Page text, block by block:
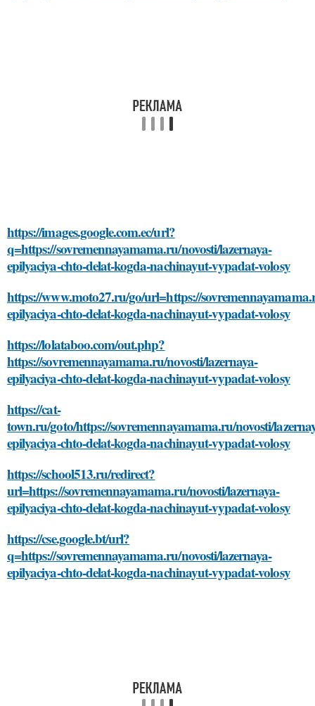
https://images.google.com.ec/url?
q=https://sovremennayamama.ru/novosti/lazernaya-
epilyaciya-chto-delat-kogda-nachinayut-vypadat-volosy
https://www.moto27.ru/go/url=https://
epilyaciya-chto-delat-kogda-nachinayut-vypadat-volosy
https://lolataboo.com/out.php?
https://sovremennayamama.ru/novosti/lazernaya-
epilyaciya-chto-delat-kogda-nachinayut-vypadat-volosy
https://cat-
town.ru/goto/https://sovremennayamama.ru/novosti/
epilyaciya-chto-delat-kogda-nachinayut-vypadat-volosy
https://school513.ru/redirect?
url=https://sovremennayamama.ru/novosti/lazernaya-
epilyaciya-chto-delat-kogda-nachinayut-vypadat-volosy
https://cse.google.bt/url?
q=https://sovremennayamama.ru/novosti/lazernaya-
epilyaciya-chto-delat-kogda-nachinayut-vypadat-volosy